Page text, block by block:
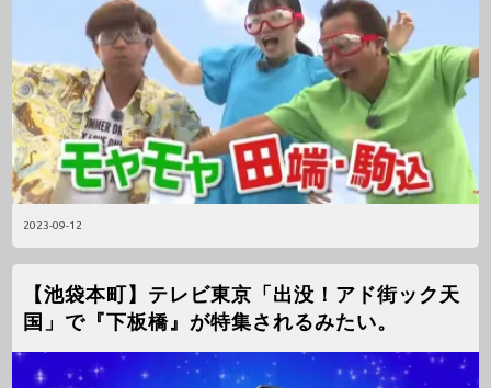
2023-09-12
【池袋本町】テレビ東京「出没！アド街ック天
国」で『下板橋』が特集されるみたい。